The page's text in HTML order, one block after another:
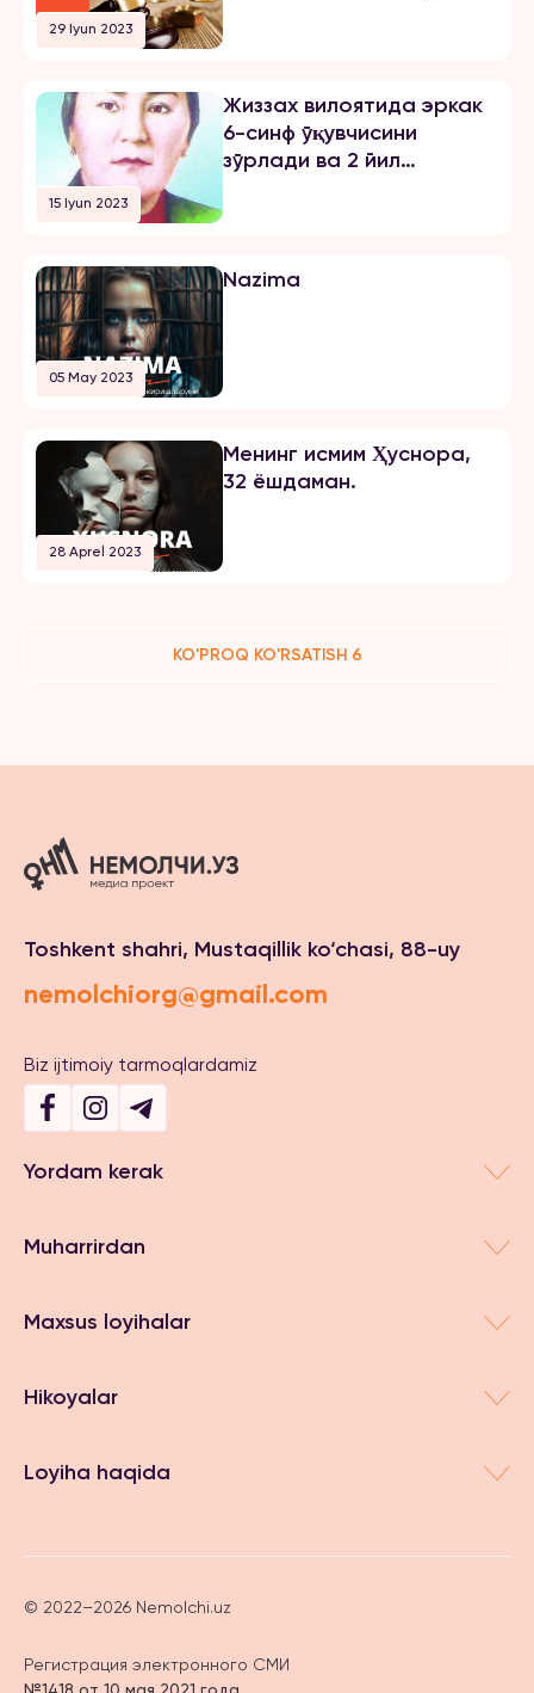
29 Iyun 2023
15 Iyun 2023
Жиззах вилоятида эркак
6-синф ўқувчисини
зўрлади ва 2 йил
05 May 2023
Nazima
28 Aprel 2023
Менинг исмим Ҳуснора,
32 ёшдаман.
KO'PROQ KO'RSATISH 6
Toshkent shahri, Mustaqillik ko‘chasi, 88-uy
nemolchiorg@gmail.com
Biz ijtimoiy tarmoqlardamiz
Yordam kerak
Muharrirdan
Maxsus loyihalar
Hikoyalar
Loyiha haqida
© 2022–2026 Nemolchi.uz
Регистрация электронного СМИ